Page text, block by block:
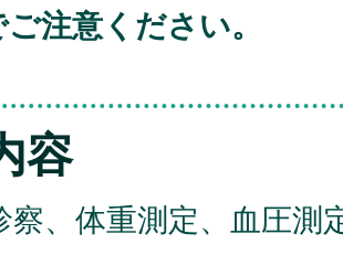
注意ください。
容
察、体重測定、血圧測